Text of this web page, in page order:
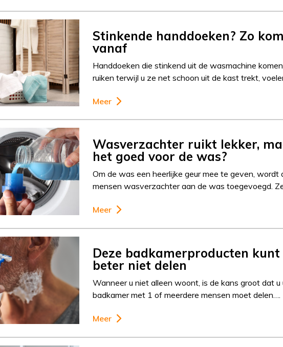
Stinkende handdoeken? Zo
vanaf
Handdoeken die stinkend uit de wasmachine
ruiken terwijl u ze net schoon uit de kast trekt,
Meer
Wasverzachter ruikt lekker,
het goed voor de was?
Om de was een heerlijke geur mee te geven, wordt
mensen wasverzachter aan de was toegevoegd.
Meer
Deze badkamerproducten kunt
beter niet delen
Wanneer u niet alleen woont, is de kans groot dat u
badkamer met 1 of meerdere mensen moet delen….
Meer